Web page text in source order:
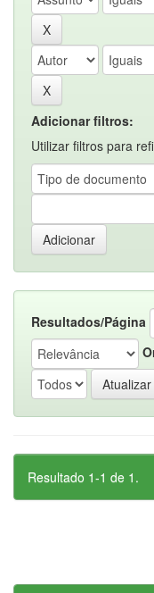
Adicionar filtros:
Utilizar filtros para
Resultados/Página
Resultado 1-1 de 1.